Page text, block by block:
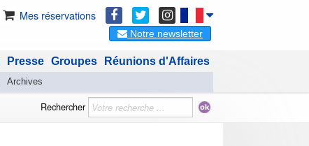
Mes réservations
Notre newsletter
Archives
Réunions d'Affaires
Groupes
Presse
Rechercher